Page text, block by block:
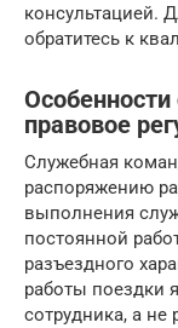
консультацией.
обратитесь к
правовое
Служебная
распоряжению
выполнения
постоянной
разъездного
работы поездки
сотрудника, а